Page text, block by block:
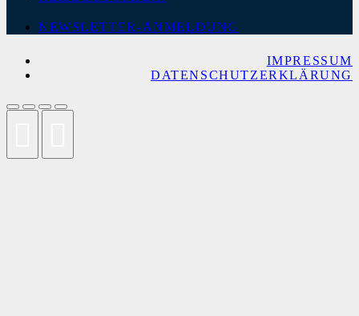
NEWSLETTER-ANMELDUNG
IMPRESSUM
DATENSCHUTZERKLÄRUNG